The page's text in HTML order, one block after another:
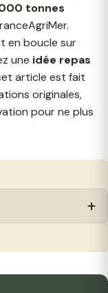
tonnes
en boucle sur
une idée repas
article est fait
originales,
pour ne plus